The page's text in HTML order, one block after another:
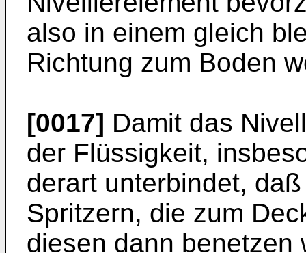
also in einem gleich
Richtung zum Boden
[0017] Damit das
der Flüssigkeit,
derart unterbindet,
Spritzern, die zum
diesen dann benetzen